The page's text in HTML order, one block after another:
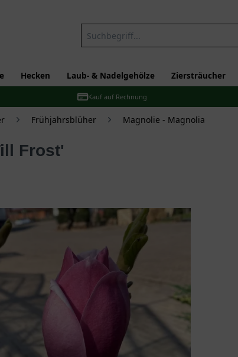
Hecken Laub- & Nadelgehölze Ziersträucher
Kauf auf Rechnung
Frühjahrsblüher Magnolie - Magnolia
Frost'